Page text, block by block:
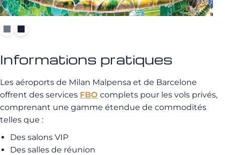
Informations pratiques
Les aéroports de Milan Malpensa et de Barcelone
offrent des services FBO complets pour les vols privés,
comprenant une gamme étendue de commodités
telles que :
Des salons VIP
Des salles de réunion